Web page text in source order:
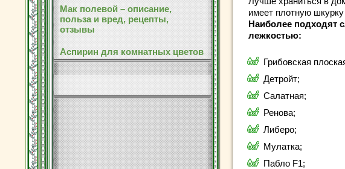
Мак полевой – описание,
польза и вред, рецепты,
отзывы
Аспирин для комнатных цветов
имеет плотную
Наиболее подходят
лежкостью:
Грибовская
Детройт;
Салатная;
Ренова;
Либеро;
Мулатка;
Пабло F1;